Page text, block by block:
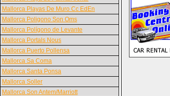
Mallorca Playas De Muro Cc EdEn
Mallorca Poligono Son Oms
Mallorca Polígono de Levante
Mallorca Portals Nous
Mallorca Puerto Pollensa
Mallorca Sa Coma
Mallorca Santa Ponsa
Mallorca Soller
Mallorca Son Antem/Marriott